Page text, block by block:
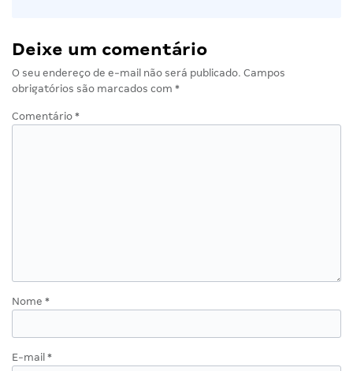
Deixe um comentário
O seu endereço de e-mail não será publicado. Campos
obrigatórios são marcados com *
Comentário *
Nome *
E-mail *